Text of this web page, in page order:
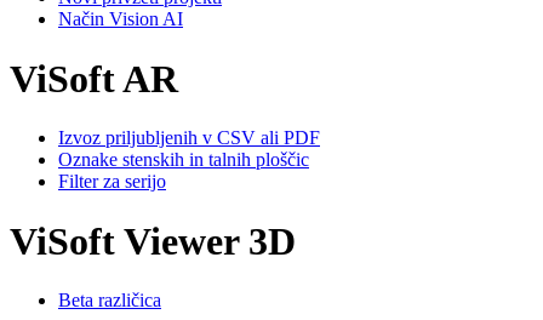
Način Vision AI
ViSoft AR
Izvoz priljubljenih v CSV ali PDF
Oznake stenskih in talnih ploščic
Filter za serijo
ViSoft Viewer 3D
Beta različica